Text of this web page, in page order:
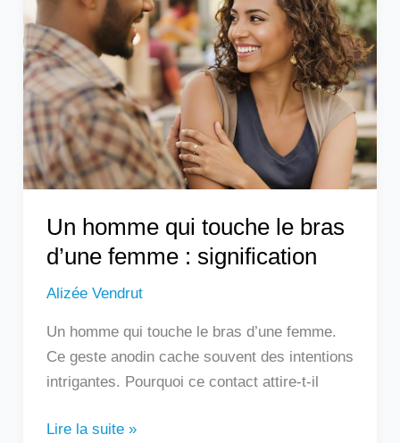
Un homme qui touche le bras
d’une femme : signification
Alizée Vendrut
Un homme qui touche le bras d’une femme.
Ce geste anodin cache souvent des intentions
intrigantes. Pourquoi ce contact attire-t-il
touche
le
bras
d’une
femme
:
signification
Lire la suite »